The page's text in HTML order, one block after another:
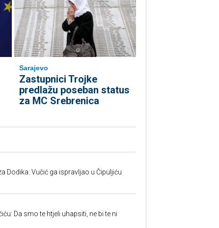
Sarajevo
Zastupnici Trojke
predlažu poseban status
za MC Srebrenica
Dodika: Vučić ga ispravljao u Čipuljiću
Da smo te htjeli uhapsiti, ne bi te ni